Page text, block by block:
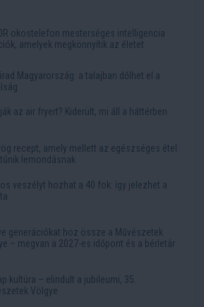
okostelefon mesterséges intelligencia
amelyek megkönnyítik az életet
Magyarország: a talajban dőlhet el a
az air fryert? Kiderült, mi áll a háttérben
recept, amely mellett az egészséges étel
lemondásnak
veszélyt hozhat a 40 fok: így jelezhet a
generációkat hoz össze a Művészetek
– megvan a 2027-es időpont és a bérletár
kultúra – elindult a jubileumi, 35.
Völgye